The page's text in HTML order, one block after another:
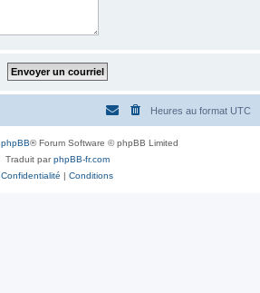
Heures au format UTC
phpBB® Forum Software © phpBB Limited
Traduit parphpBB-fr.com
Confidentialité | Conditions